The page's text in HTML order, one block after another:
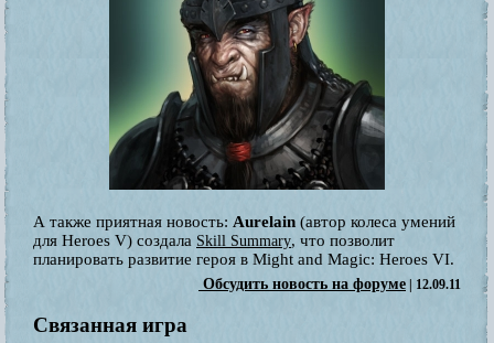
А также приятная новость: Aurelain (автор колеса умений
для Heroes V) создала Skill Summary, что позволит
планировать развитие героя в Might and Magic: Heroes VI.
Обсудить новость на форуме | 12.09.11
Связанная игра